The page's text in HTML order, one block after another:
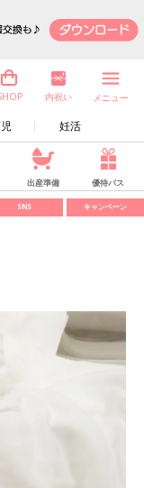
妊活
内祝い メニュー
出産準備 優待パス
SNS キャンペーン